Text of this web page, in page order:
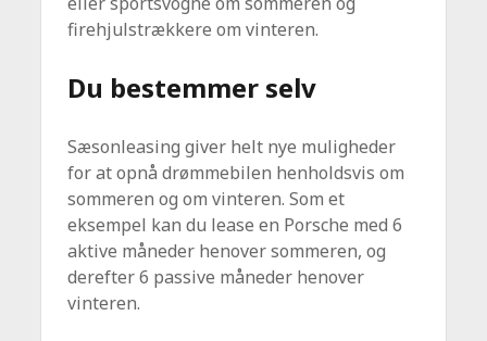
firehjulstrækkere om vinteren.
Du bestemmer selv
Sæsonleasing giver helt nye muligheder
for at opnå drømmebilen henholdsvis om
sommeren og om vinteren. Som et
eksempel kan du lease en Porsche med 6
aktive måneder henover sommeren, og
derefter 6 passive måneder henover
vinteren.